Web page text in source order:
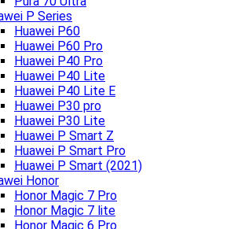
P Series
Huawei P60
Huawei P60 Pro
Huawei P40 Pro
Huawei P40 Lite
Huawei P40 Lite E
Huawei P30 pro
Huawei P30 Lite
Huawei P Smart Z
Huawei P Smart Pro
Huawei P Smart (2021)
Honor
Honor Magic 7 Pro
Honor Magic 7 lite
Honor Magic 6 Pro